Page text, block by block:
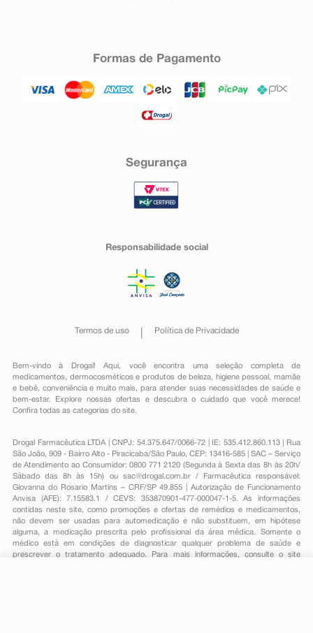
Formas de Pagamento
Segurança
Responsabilidade social
Termos de uso Política de Privacidade
Bem-vindo à Drogal! Aqui, você encontra uma seleção completa de
medicamentos , dermocosméticos e produtos de beleza, higiene pessoal ,mamãe
e bebê, conveniênciae muito mais, para atender suas necessidades de saúde e
bem-estar. Explore nossas ofertas e descubra o cuidado que você merece!
Confira todas as categorias do site.
Drogal Farmacêutica LTDA | CNPJ: 54.375.647/0066-72 | IE: 535.412.860.113 | Rua
São João, 909 - Bairro Alto - Piracicaba/São Paulo, CEP: 13416-585 | SAC – Serviço
de Atendimento ao Consumidor: 0800 771 2120 (Segunda à Sexta das 8h às 20h/
Sábado das 8h às 15h) ou sac@drogal.com.br/ Farmacêutica responsável:
Giovanna do Rosario Martins – CRF/SP 49.855 | Autorização de Funcionamento
Anvisa (AFE): 7.15583.1 / CEVS: 353870901-477-000047-1-5. As informações
contidas neste site, como promoções e ofertas de remédios e medicamentos,
não devem ser usadas para automedicação e não substituem, em hipótese
alguma, a medicação prescrita pelo profissional da área médica. Somente o
médico está em condições de diagnosticar qualquer problema de saúde e
prescrever o tratamento adequado. Para mais informações, consulte o site